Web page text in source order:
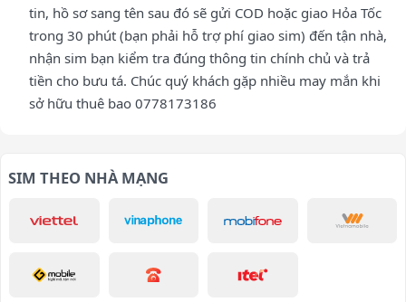
tin, hồ sơ sang tên sau đó sẽ gửi COD hoặc giao Hỏa Tốc
trong 30 phút (bạn phải hỗ trợ phí giao sim) đến tận nhà,
nhận sim bạn kiểm tra đúng thông tin chính chủ và trả
tiền cho bưu tá. Chúc quý khách gặp nhiều may mắn khi
sở hữu thuê bao 0778173186
SIM THEO NHÀ MẠNG